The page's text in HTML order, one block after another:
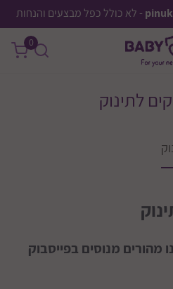
- לא כולל כפל מבצעים והנחות
0
לתינוק
מנוסים בפייסבוק